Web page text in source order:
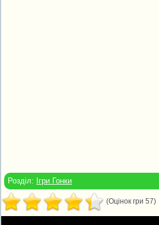
Розділ: Ігри Гонки
(Оцінок гри 57)